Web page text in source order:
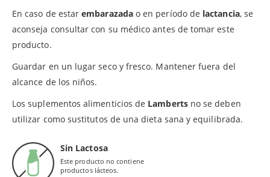
En caso de estarembarazadao en período de lactancia, se
aconseja consultar con su médico antes de tomar este
producto.
Guardar en un lugar seco y fresco. Mantener fuera del
alcance de los niños.
Los suplementos alimenticios de Lambertsno se deben
utilizar como sustitutos de una dieta sana y equilibrada.
Sin Lactosa
Este producto no contiene
productos lácteos.